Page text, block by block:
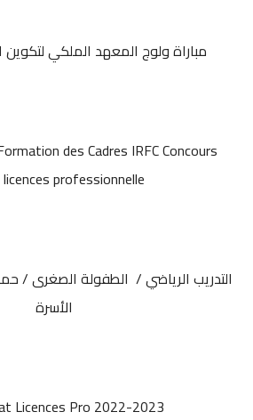
مباراة ولوج المعهد الملكي لتكوين الاطر
des Cadres IRFC Concours
professionnelle
التدريب الرياضي / الطفولة الصغرى /
الأسرة
Licences Pro 2022-2023